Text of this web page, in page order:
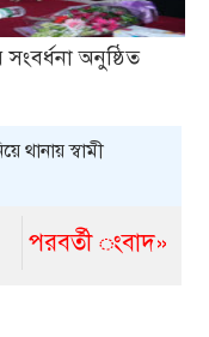
অনুষ্ঠিত
থানায় স্বামী
পরবর্তী ংবাদ»